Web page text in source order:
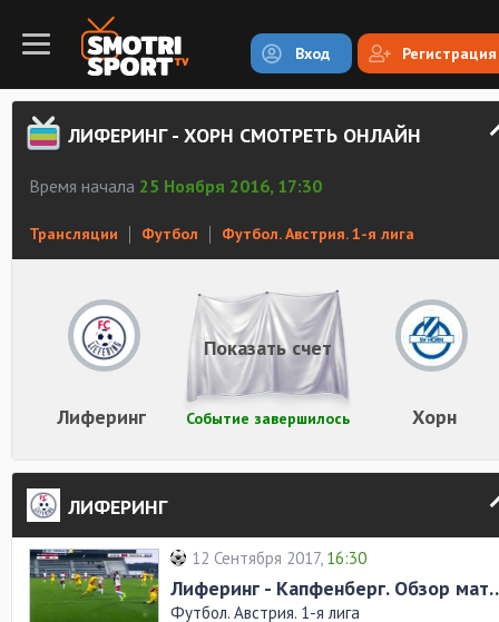
Вход Регистрация
ЛИФЕРИНГ - ХОРН СМОТРЕТЬ ОНЛАЙН
Время начала 25 Ноября 2016, 17:30
Трансляции Футбол Футбол. Австрия. 1-я лига
Лиферинг Хорн
Событие завершилось
Показать счет
ЛИФЕРИНГ
12 Сентября 2017, 16:30
Лиферинг -
Футбол. Австрия. 1-я лига